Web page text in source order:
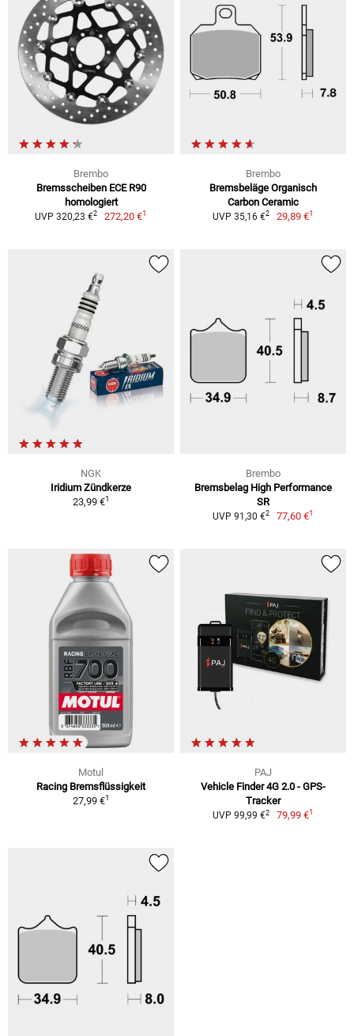
Brembo
Bremsscheiben ECE R90
homologiert
UVP 320,23 €2 272,20 €1
Brembo
Bremsbeläge Organisch
Carbon Ceramic
UVP 35,16 €2 29,89 €1
NGK
Iridium Zündkerze
23,99 €1
Brembo
Bremsbelag High Performance
SR
UVP 91,30 €2 77,60 €1
Motul
Racing Bremsflüssigkeit
27,99 €1
PAJ
Vehicle Finder 4G 2.0 - GPS-
Tracker
UVP 99,99 €2 79,99 €1